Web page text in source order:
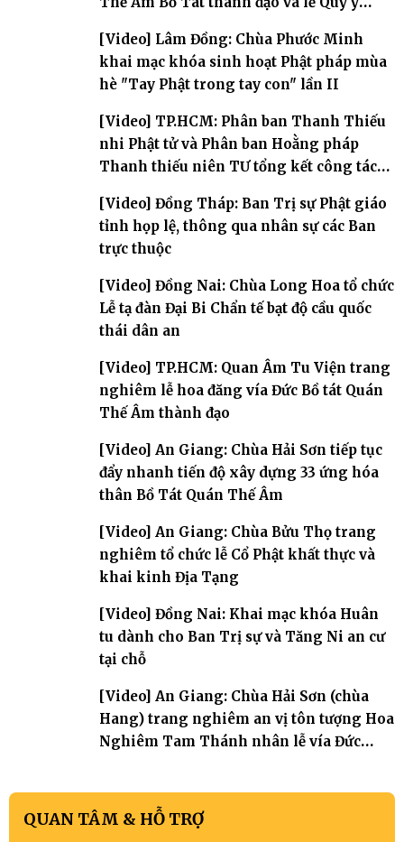
[Video] Lâm Đồng: Chùa Phước Minh
khai mạc khóa sinh hoạt Phật pháp mùa
hè "Tay Phật trong tay con" lần II
[Video] TP.HCM: Phân ban Thanh Thiếu
nhi Phật tử và Phân ban Hoằng pháp
Thanh thiếu niên TƯ tổng kết công tác
[Video] Đồng Tháp: Ban Trị sự Phật giáo
tỉnh họp lệ, thông qua nhân sự các Ban
trực thuộc
[Video] Đồng Nai: Chùa Long Hoa tổ chức
Lễ tạ đàn Đại Bi Chẩn tế bạt độ cầu quốc
thái dân an
[Video] TP.HCM: Quan Âm Tu Viện trang
nghiêm lễ hoa đăng vía Đức Bồ tát Quán
Thế Âm thành đạo
[Video] An Giang: Chùa Hải Sơn tiếp tục
đẩy nhanh tiến độ xây dựng 33 ứng hóa
thân Bồ Tát Quán Thế Âm
[Video] An Giang: Chùa Bửu Thọ trang
nghiêm tổ chức lễ Cổ Phật khất thực và
khai kinh Địa Tạng
[Video] Đồng Nai: Khai mạc khóa Huân
tu dành cho Ban Trị sự và Tăng Ni an cư
tại chỗ
[Video] An Giang: Chùa Hải Sơn (chùa
Hang) trang nghiêm an vị tôn tượng Hoa
Nghiêm Tam Thánh nhân lễ vía Đức
QUAN TÂM & HỖ TRỢ